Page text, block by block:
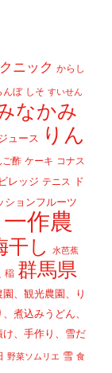
ニック からし
んぼ しそ すいせん
なかみ
ュース
りん
ご酢 ケーキ コナス
レッジ テニス
ド
ションフルーツ
一作農
干し 水芭蕉
稲 群馬県
、観光農園、り
煮込みうどん、
、手作り、雪だ
野菜ソムリエ 雪 食